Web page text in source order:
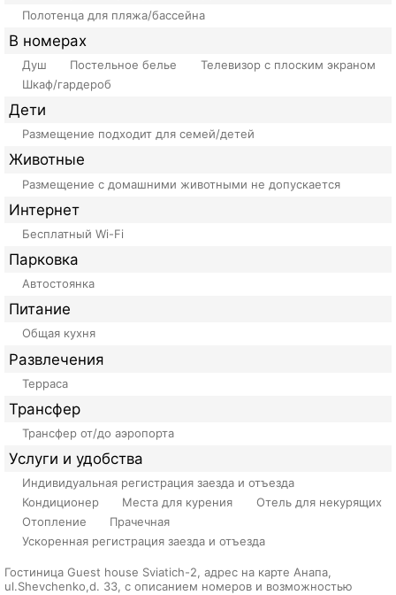
Полотенца для пляжа/бассейна
В номерах
Душ Постельное белье
Телевизор с плоским экраном
Шкаф/гардероб
Дети
Размещение подходит для семей/детей
Животные
Размещение с домашними животными не допускается
Интернет
Бесплатный Wi-Fi
Парковка
Автостоянка
Питание
Общая кухня
Развлечения
Терраса
Трансфер
Трансфер от/до аэропорта
Услуги и удобства
Индивидуальная регистрация заезда и отъезда
Кондиционер
Места для курения
Отель для некурящих
Отопление
Прачечная
Ускоренная регистрация заезда и отъезда
Гостиница Guest house Sviatich-2, адрес на карте Анапа,
ul.Shevchenko,d. 33, с описанием номеров и возможностью